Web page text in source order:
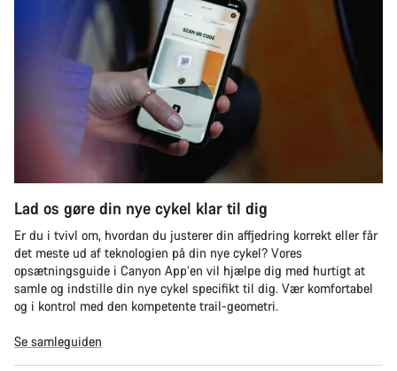
Lad os gøre din nye cykel klar til dig
Er du i tvivl om, hvordan du justerer din affjedring korrekt eller får
det meste ud af teknologien på din nye cykel? Vores
opsætningsguide i Canyon App’en vil hjælpe dig med hurtigt at
samle og indstille din nye cykel specifikt til dig. Vær komfortabel
og i kontrol med den kompetente trail-geometri.
Se samleguiden